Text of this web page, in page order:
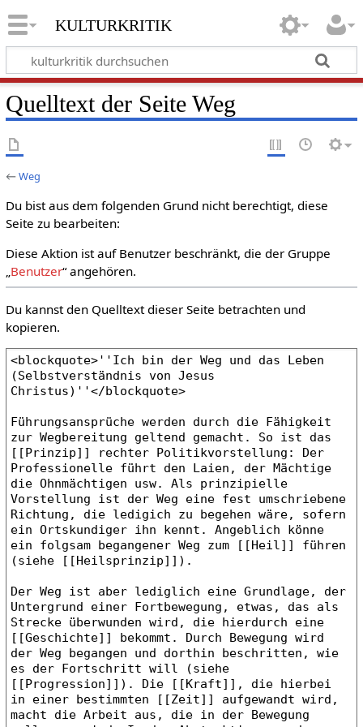
kulturkritik
Quelltext der Seite Weg
←Weg
Du bist aus dem folgenden Grund nicht berechtigt, diese
Seite zu bearbeiten:
Diese Aktion ist auf Benutzer beschränkt, die der Gruppe
„Benutzer“ angehören.
Du kannst den Quelltext dieser Seite betrachten und
kopieren.